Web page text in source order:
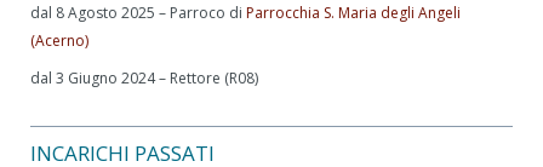
dal 8 Agosto 2025 – Parroco di Parrocchia S. Maria degli Angeli
(Acerno)
dal 3 Giugno 2024 – Rettore (R08)
INCARICHI PASSATI